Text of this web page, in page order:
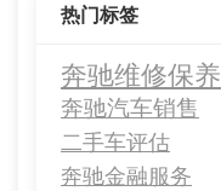
热门标签
奔驰维修保养
奔驰汽车销售
二手车评估
奔驰金融服务